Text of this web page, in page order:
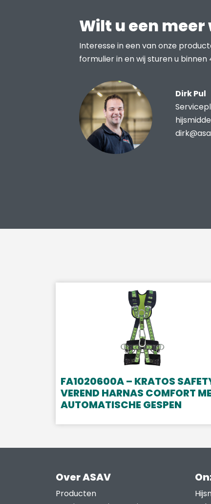
Wilt u een meer
Interesse in een van onze
formulier in en wij sturen u
Dirk Pul
FA1020600A – KRATOS
VEREND HARNAS COMFORT
AUTOMATISCHE GESPEN
Over ASAV
Producten